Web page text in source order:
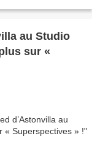
au Studio
sur «